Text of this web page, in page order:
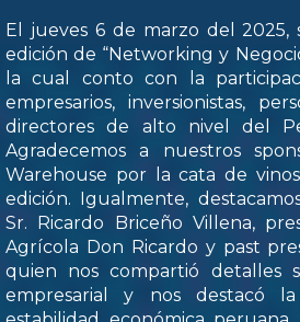
El jueves 6 de marzo del 2025,
edición de “Networking y
la cual conto con la
empresarios, inversionistas,
directores de alto nivel del
Agradecemos a nuestros
Warehouse por la cata de
edición. Igualmente,
Sr. Ricardo Briceño Villena,
Agrícola Don Ricardo y past
quien nos compartió detalles
empresarial y nos destacó